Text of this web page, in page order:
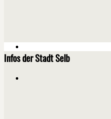
Infos der Stadt Selb